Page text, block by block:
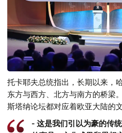
托卡耶夫总统指出，长期以来，
东方与西方、北方与南方的桥梁
斯塔纳论坛都对应着欧亚大陆的
- 这是我们引以为豪的传